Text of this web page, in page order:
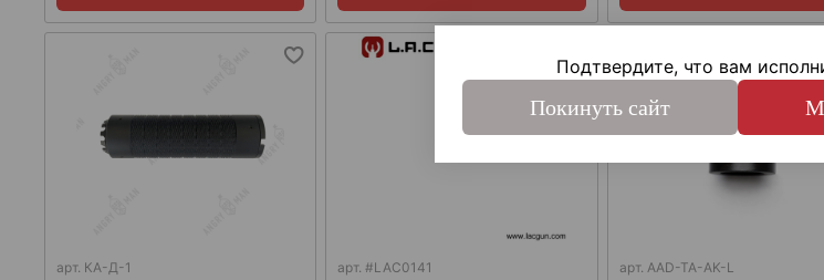
арт. КА-Д-1 арт.#LAC0141 арт. AAD-TA-AK-L
Подтвердите, что вам
Покинуть сайт